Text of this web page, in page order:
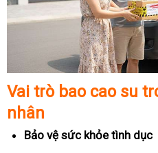
Vai trò bao cao su
nhân
Bảo vệ sức khỏe tình dục